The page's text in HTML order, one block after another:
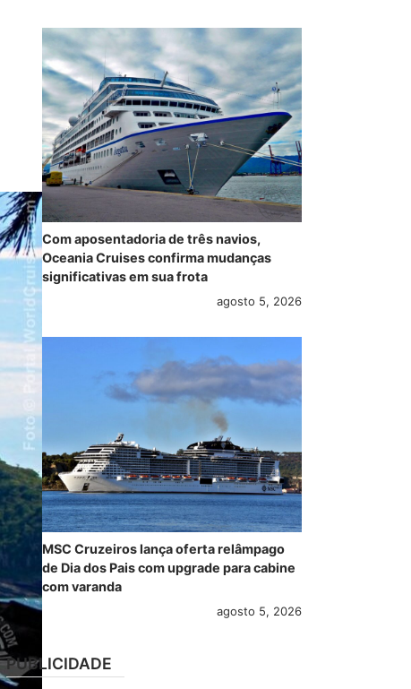
Com aposentadoria de três navios,
Oceania Cruises confirma mudanças
significativas em sua frota
agosto 5, 2026
MSC Cruzeiros lança oferta relâmpago
de Dia dos Pais com upgrade para cabine
com varanda
agosto 5, 2026
PUBLICIDADE